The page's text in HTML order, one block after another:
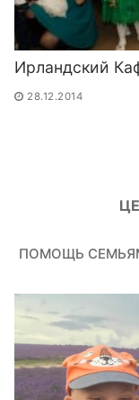
Ирландский
28.12.2014
ПОМОЩЬ